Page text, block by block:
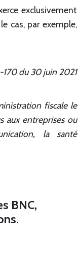
exclusivement
cas, par exemple,
170 du 30 juin 2021
fiscale le
aux entreprises ou
la santé
BNC,